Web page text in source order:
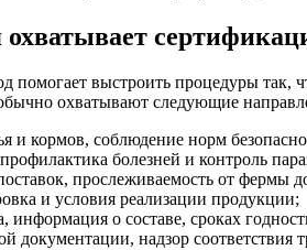
помогает выстроить процедуры так,
охватывают следующие
и кормов, соблюдение норм
болезней и контроль
прослеживаемость от фермы
и условия реализации продукции;
информация о составе, сроках
документации, надзор